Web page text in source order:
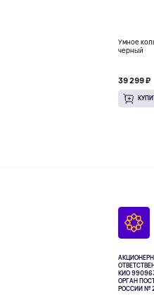
Умное
черный
39 299 ₽
КИО
ОРГАН
РОССИИ №